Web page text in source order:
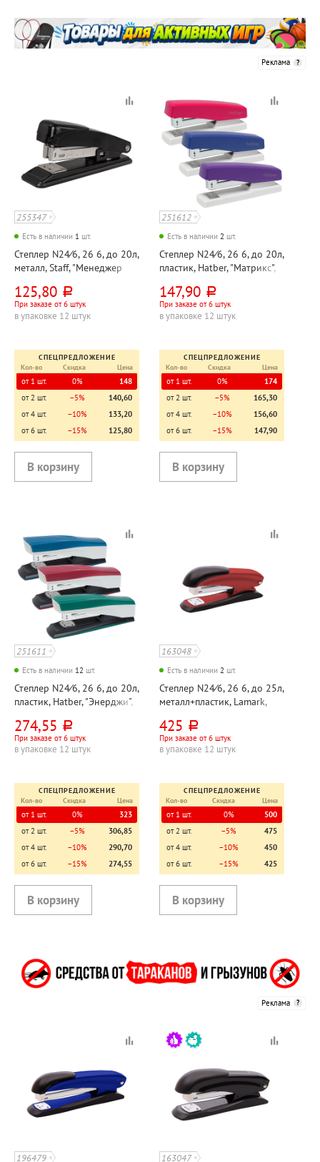
Реклама
255347
Есть в наличии 1 шт.
Степлер N24⁄6, 26 6, до 20л,
металл, Staff, "Менеджер
55мм
125,80 руб.
При заказе от 6 штук
в упаковке 12 штук
СПЕЦПРЕДЛОЖЕНИЕ
Кол-во
Скидка Цена
от 1 шт. 0%
148
от 2 шт.
−5%
140,60
от 4 шт.
−10%
133,20
от 6 шт.
−15% 125,80
251612
Есть в наличии 2 шт.
Степлер N24⁄6, 26 6, до 20л,
пластик, Hatber, "Матрикс",
147,90 руб.
При заказе от 6 штук
в упаковке 12 штук
СПЕЦПРЕДЛОЖЕНИЕ
Кол-во
Скидка Цена
от 1 шт. 0%
174
от 2 шт.
−5%
165,30
от 4 шт.
−10%
156,60
от 6 шт.
−15% 147,90
251611
Есть в наличии 12 шт.
Степлер N24⁄6, 26 6, до 20л,
пластик, Hatber, "Энерджи",
274,55 руб.
При заказе от 6 штук
в упаковке 12 штук
СПЕЦПРЕДЛОЖЕНИЕ
Кол-во
Скидка Цена
от 1 шт. 0%
323
от 2 шт.
−5%
306,85
от 4 шт.
−10%
290,70
от 6 шт.
−15% 274,55
163048
Есть в наличии 2 шт.
Степлер N24⁄6, 26 6, до 25л,
металл+пластик, Lamark,
красный, с антистеплером,
57мм
425 руб.
При заказе от 6 штук
в упаковке 12 штук
СПЕЦПРЕДЛОЖЕНИЕ
Кол-во
Скидка Цена
от 1 шт. 0%
500
от 2 шт.
−5%
475
от 4 шт.
−10%
450
от 6 шт.
−15% 425
Реклама
196479 163047